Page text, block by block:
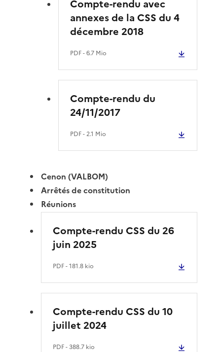
Compte-rendu avec
annexes de la CSS du 4
décembre 2018
PDF- 6.7 Mio
Compte-rendu du
24/11/2017
PDF- 2.1 Mio
Cenon (VALBOM)
Arrêtés de constitution
Réunions
Compte-rendu CSS du 26
juin 2025
PDF- 181.8 kio
Compte-rendu CSS du 10
juillet 2024
PDF- 388.7 kio